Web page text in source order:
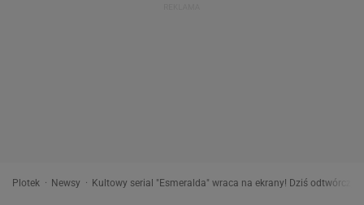
Plotek Newsy Kultowy serial "Esmeralda" wraca na ekrany! Dziś